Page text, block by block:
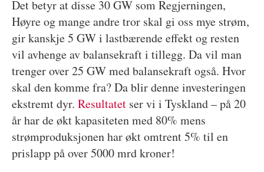
Det betyr at disse 30 GW som Regjerningen,
Høyre og mange andre tror skal gi oss mye strøm,
gir kanskje 5 GW i lastbærende effekt og resten
vil avhenge av balansekraft i tillegg. Da vil man
trenger over 25 GW med balansekraft også. Hvor
skal den komme fra? Da blir denne investeringen
ekstremt dyr. Resultatetser vi i Tyskland – på 20
år har de økt kapasiteten med 80% mens
strømproduksjonen har økt omtrent 5% til en
prislapp på over 5000 mrd kroner!